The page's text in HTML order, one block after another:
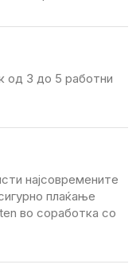
од 3 до 5 работни
најсовремените
плаќање
во соработка со